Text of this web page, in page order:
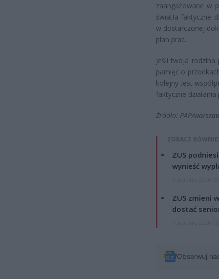
zaangażowane w
światła faktyczne
w dostarczonej
plan prac.
Jeśli twoja
pamięć o
kolejny test
faktyczne
Źródło: PAP/
ZOBACZ
ZUS
wynieść
ZUS zmieni
dostać
Obserwuj